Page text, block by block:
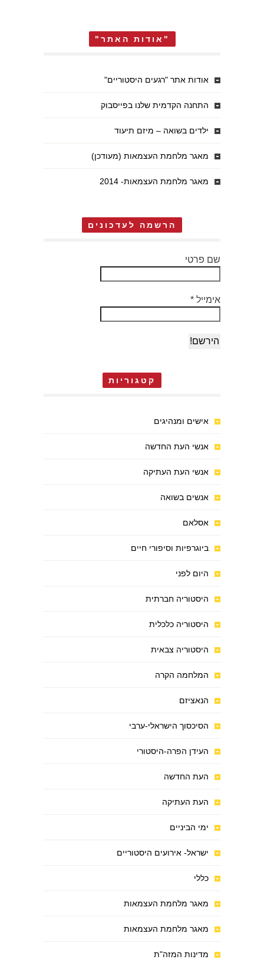
"אודות האתר"
אודות אתר "רגעים היסטוריים"
התחנה הקדמית שלנו בפייסבוק
ילדים בשואה – מיזם תיעוד
מאגר מלחמת העצמאות (מעודכן)
מאגר מלחמת העצמאות- 2014
הרשמה לעדכונים
שם פרטי
אימייל *
קטגוריות
אישים ומנהיגים
אנשי העת החדשה
אנשי העת העתיקה
אנשים בשואה
אסלאם
ביוגרפיות וסיפורי חיים
היום לפני
היסטוריה חברתית
היסטוריה כלכלית
היסטוריה צבאית
המלחמה הקרה
הנאציזם
הסיכסוך הישראלי-ערבי
העידן הפרה-היסטורי
העת החדשה
העת העתיקה
ימי הביניים
ישראל- אירועים היסטוריים
כללי
מאגר מלחמת העצמאות
מאגר מלחמת העצמאות
מדינות המזה"ת